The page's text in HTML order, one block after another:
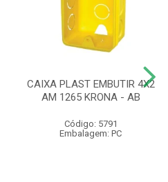
CAIXA PLAST EMBUTIR 4X2
AM 1265 KRONA - AB
Código: 5791
Embalagem: PC